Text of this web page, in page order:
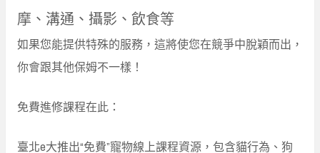
摩、溝通、攝影、飲食等
如果您能提供特殊的服務，這將使您在競爭中脫穎而出，
你會跟其他保姆不一樣！
免費進修課程在此：
臺北e大推出“免費”寵物線上課程資源，包含貓行為、狗